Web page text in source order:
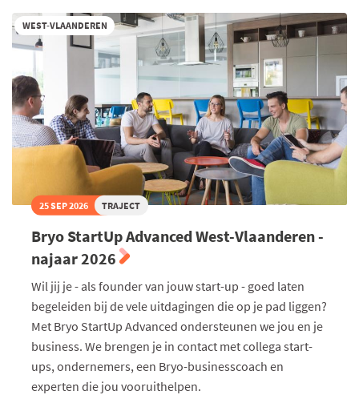
Zeebrugge-
Oostende
2026
WEST-VLAANDEREN
25 SEP 2026 TRAJECT
Bryo StartUp Advanced West-Vlaanderen -
najaar 2026
Wil jij je - als founder van jouw start-up - goed laten
begeleiden bij de vele uitdagingen die op je pad liggen?
Met Bryo StartUp Advanced ondersteunen we jou en je
business. We brengen je in contact met collega start-
ups, ondernemers, een Bryo-businesscoach en
experten die jou vooruithelpen.